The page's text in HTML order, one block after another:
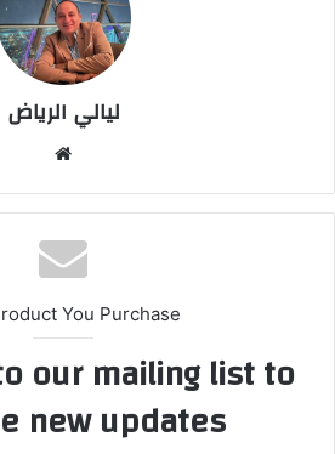
ليالي الرياض
You Purchase
our mailing list to
new updates!